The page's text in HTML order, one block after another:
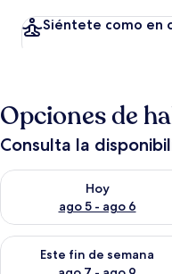
Siéntete como en
Opciones de
Consulta la
Hoy
ago 5 - ago 6
Consulta la disponibilidad
Este fin de semana
Consulta la disponibilidad